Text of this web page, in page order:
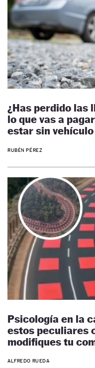
¿Has perdido las
lo que vas a
estar sin vehículo
RUBÉN PÉREZ
Psicología en la
estos peculiares
modifiques tu
ALFREDO RUEDA